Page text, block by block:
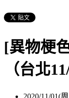
[異物梗
（台北
2020/11/01(